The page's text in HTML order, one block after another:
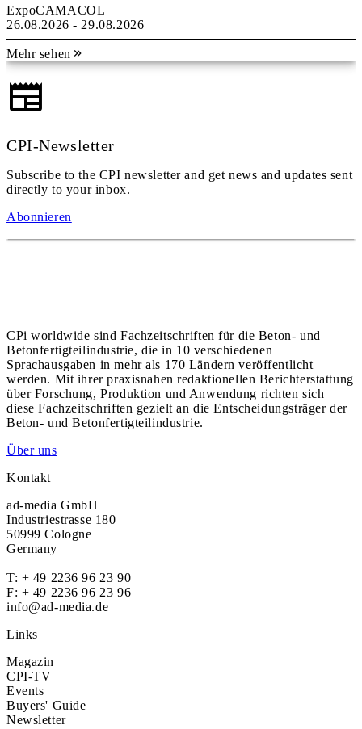
ExpoCAMACOL
26.08.2026 - 29.08.2026
Mehr sehen
CPI-Newsletter
Subscribe to the CPI newsletter and get news and updates sent
directly to your inbox.
Abonnieren
CPi worldwide sind Fachzeitschriften für die Beton- und
Betonfertigteilindustrie, die in 10 verschiedenen
Sprachausgaben in mehr als 170 Ländern veröffentlicht
werden. Mit ihrer praxisnahen redaktionellen Berichterstattung
über Forschung, Produktion und Anwendung richten sich
diese Fachzeitschriften gezielt an die Entscheidungsträger der
Beton- und Betonfertigteilindustrie.
Über uns
Kontakt
ad-media GmbH
Industriestrasse 180
50999 Cologne
Germany
T: + 49 2236 96 23 90
F: + 49 2236 96 23 96
info@ad-media.de
Links
Magazin
CPI-TV
Events
Buyers' Guide
Newsletter